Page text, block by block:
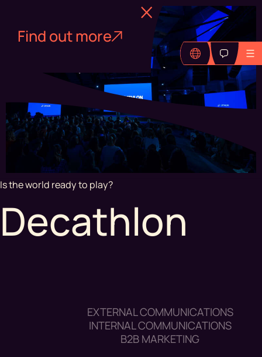
Find out more
Is the world ready to play?
Decathlon
EXTERNAL COMMUNICATIONS
INTERNAL COMMUNICATIONS
B2B MARKETING